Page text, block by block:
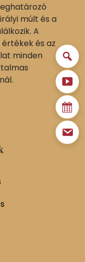
múlt és a
A
és az
minden